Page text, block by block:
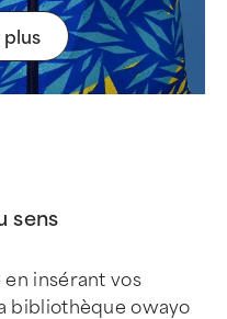
plus
sens
insérant vos
bibliothèque owayo